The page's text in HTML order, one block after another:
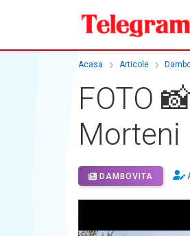
Acasa Articole
FOTO
Morteni
DAMBOVITA